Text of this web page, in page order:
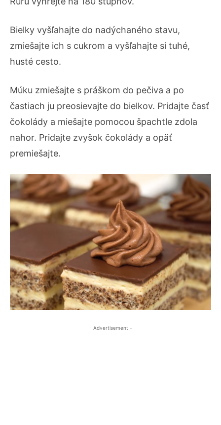
Bielky vyšľahajte do nadýchaného stavu,
zmiešajte ich s cukrom a vyšľahajte si tuhé,
husté cesto.
Múku zmiešajte s práškom do pečiva a po
častiach ju preosievajte do bielkov. Pridajte časť
čokolády a miešajte pomocou špachtle zdola
nahor. Pridajte zvyšok čokolády a opäť
premiešajte.
- Advertisement -